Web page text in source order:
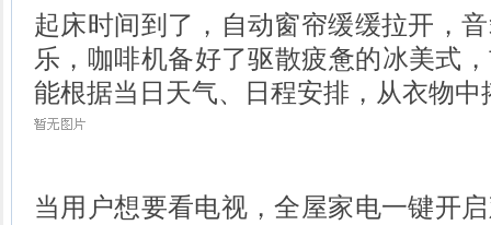
起床时间到了，自动窗帘缓缓拉开，
乐，咖啡机备好了驱散疲惫的冰美式
能根据当日天气、日程安排，从衣物
当用户想要看电视，全屋家电一键开